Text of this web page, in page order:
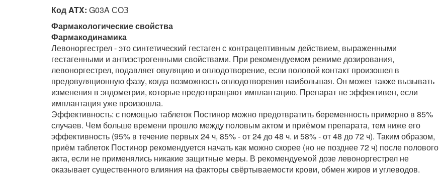
Код ATX: G03A СОЗ
Фармакологические свойства
Фармакодинамика
Левоноргестрел - это синтетический гестаген с контрацептивным действием, выраженными
гестагенными и антиэстрогенными свойствами. При рекомендуемом режиме дозирования,
левоноргестрел, подавляет овуляцию и оплодотворение, если половой контакт произошел в
предовуляционную фазу, когда возможность оплодотворения наибольшая. Он может также вызывать
изменения в эндометрии, которые предотвращают имплантацию. Препарат не эффективен, если
имплантация уже произошла.
Эффективность: с помощью таблеток Постинор можно предотвратить беременность примерно в 85%
случаев. Чем больше времени прошло между половым актом и приёмом препарата, тем ниже его
эффективность (95% в течение первых 24 ч, 85% - от 24 до 48 ч. и 58% - от 48 до 72 ч). Таким образом,
приём таблеток Постинор рекомендуется начать как можно скорее (но не позднее 72 ч) после полового
акта, если не применялись никакие защитные меры. В рекомендуемой дозе левоноргестрел не
оказывает существенного влияния на факторы свёртываемости крови, обмен жиров и углеводов.